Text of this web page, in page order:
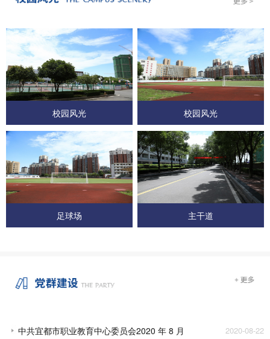
校园风光 校园风光
足球场 主干道
中共宜都市职业教育中心委员会2020 年 8 月 2020-08-22